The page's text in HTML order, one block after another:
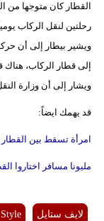
القطار كان متوجها من
رحلتين لنقل الركاب
ويشير بيطار إلى أن
إلى قطار الركاب،
ويشار إلى أن وزارة
قد يهمك ايضاً:
امرأة تسقط بين
مليونا مسافر اختاروا
لايف ستايل